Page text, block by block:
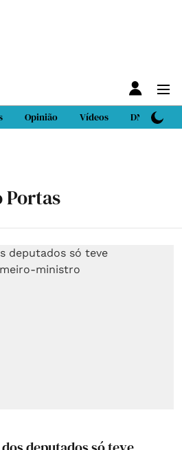
Opinião Vídeos DN Sport
Portas